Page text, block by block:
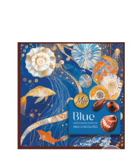
плътни и орехови
всички вкусови
Опаковката на тези
стилна, което ги прави
поводи, като
годишнини или
хора. Красива и